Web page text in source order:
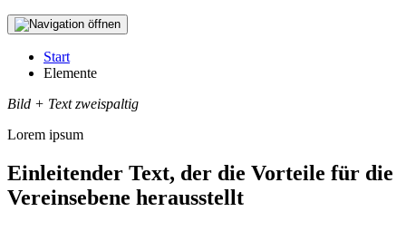
Start
Elemente
Bild + Text zweispaltig
Lorem ipsum
Einleitender Text, der die Vorteile für die
Vereinsebene herausstellt